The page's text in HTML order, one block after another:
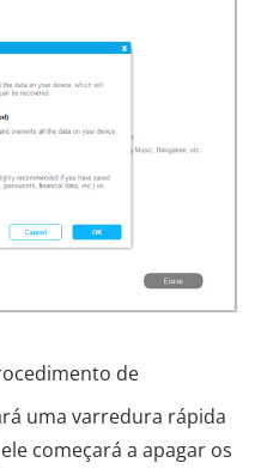
de
uma varredura rápida
começará a apagar os